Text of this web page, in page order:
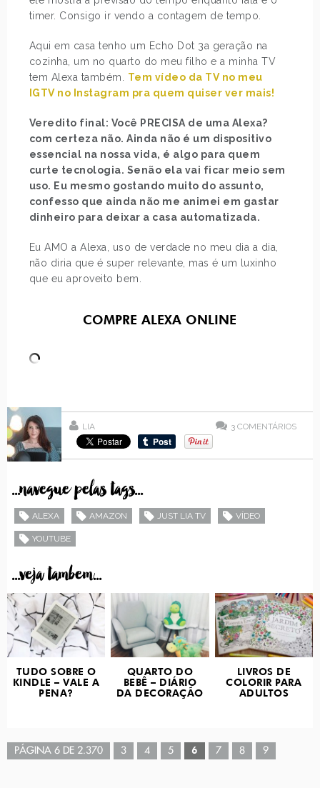
timer. Consigo ir vendo a contagem de tempo.
Aqui em casa tenho um Echo Dot 3a geração na
cozinha, um no quarto do meu filho e a minha TV
tem Alexa também. Tem vídeo da TV no meu
IGTV no Instagram pra quem quiser ver mais!
Veredito final: Você PRECISA de uma Alexa?
com certeza não. Ainda não é um dispositivo
essencial na nossa vida, é algo para quem
curte tecnologia. Senão ela vai ficar meio sem
uso. Eu mesmo gostando muito do assunto,
confesso que ainda não me animei em gastar
dinheiro para deixar a casa automatizada.
Eu AMO a Alexa, uso de verdade no meu dia a dia,
não diria que é super relevante, mas é um luxinho
que eu aproveito bem.
COMPRE ALEXA ONLINE
LIA 3 COMENTÁRIOS
...navegue pelas tags...
ALEXA AMAZON JUST LIA TV VÍDEO
YOUTUBE
...veja tambem...
TUDO SOBRE O
KINDLE – VALE A
PENA?
QUARTO DO
BEBÊ – DIÁRIO
DA DECORAÇÃO
LIVROS DE
COLORIR PARA
ADULTOS
PÁGINA 6 DE 2.370 3 4 5 6 7 8 9